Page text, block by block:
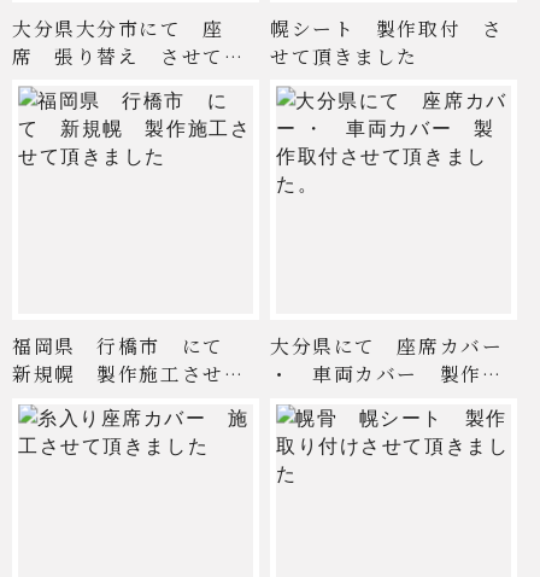
大分県大分市にて 座
席 張り替え させて頂
きまし ...
幌シート 製作取付 さ
せて頂きました
福岡県 行橋市 にて
新規幌 製作施工させて
頂き ...
大分県にて 座席カバー
・ 車両カバー 製作取
付 ...